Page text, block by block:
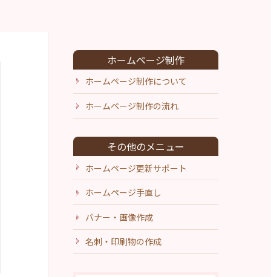
ホームページ制作
ホームページ制作について
ホームページ制作の流れ
その他のメニュー
ホームページ更新サポート
ホームページ手直し
バナー・画像作成
名刺・印刷物の作成